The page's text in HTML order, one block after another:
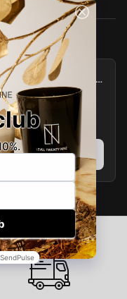
Perfect voor in huis of kantoor: Bougie Perfume Oil
gebruik de
met de Scent
EUR 30.0